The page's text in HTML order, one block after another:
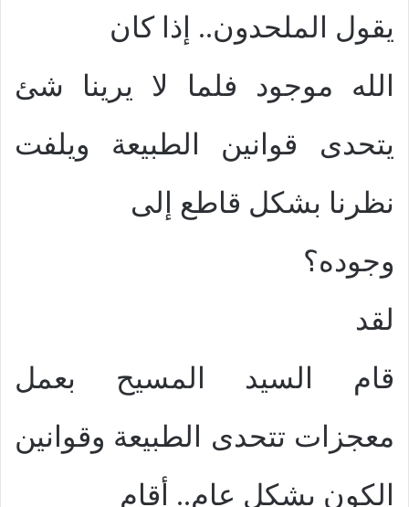
يقول الملحدون.. إذا كان
الله موجود فلما لا يرينا شئ
يتحدى قوانين الطبيعة ويلفت
نظرنا بشكل قاطع إلى
وجوده؟
لقد
قام السيد المسيح بعمل
معجزات تتحدى الطبيعة وقوانين
الكون بشكل عام.. أقام